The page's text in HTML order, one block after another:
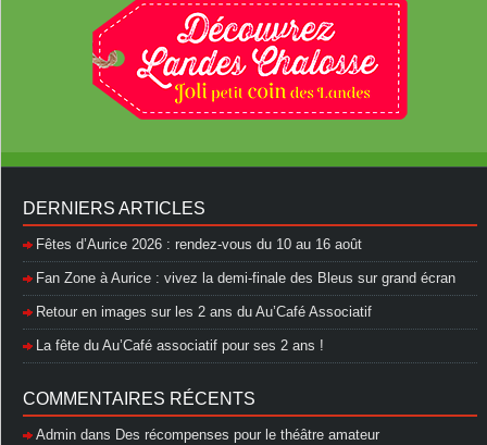
DERNIERS ARTICLES
Fêtes d’Aurice 2026 : rendez-vous du 10 au 16 août
Fan Zone à Aurice : vivez la demi-finale des Bleus sur grand écran
Retour en images sur les 2 ans du Au’Café Associatif
La fête du Au’Café associatif pour ses 2 ans !
COMMENTAIRES RÉCENTS
Admin dans Des récompenses pour le théâtre amateur